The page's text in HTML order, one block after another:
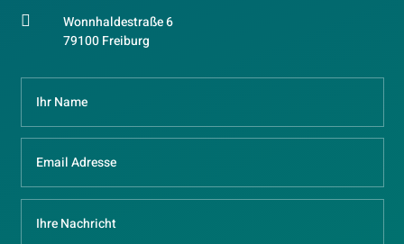

Wonnhaldestraße 6
79100 Freiburg